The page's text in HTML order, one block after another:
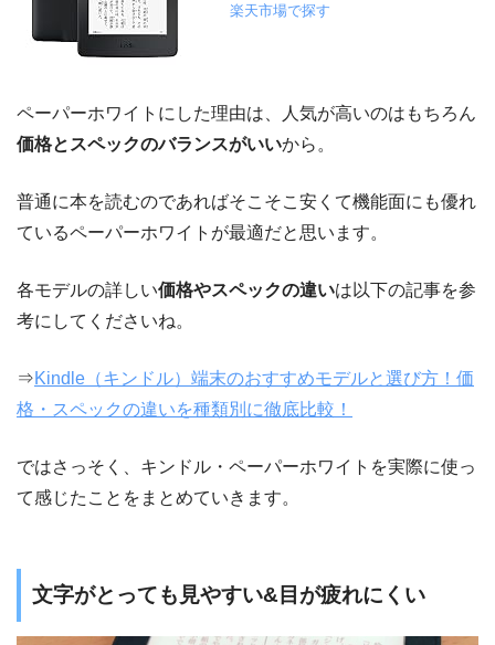
楽天市場で探す
ペーパーホワイトにした理由は、人気が高いのはもちろん
価格とスペックのバランスがいいから。
普通に本を読むのであればそこそこ安くて機能面にも優れ
ているペーパーホワイトが最適だと思います。
各モデルの詳しい価格やスペックの違いは以下の記事を参
考にしてくださいね。
⇒Kindle（キンドル）端末のおすすめモデルと選び方！価
格・スペックの違いを種類別に徹底比較！
ではさっそく、キンドル・ペーパーホワイトを実際に使っ
て感じたことをまとめていきます。
文字がとっても見やすい&目が疲れにくい